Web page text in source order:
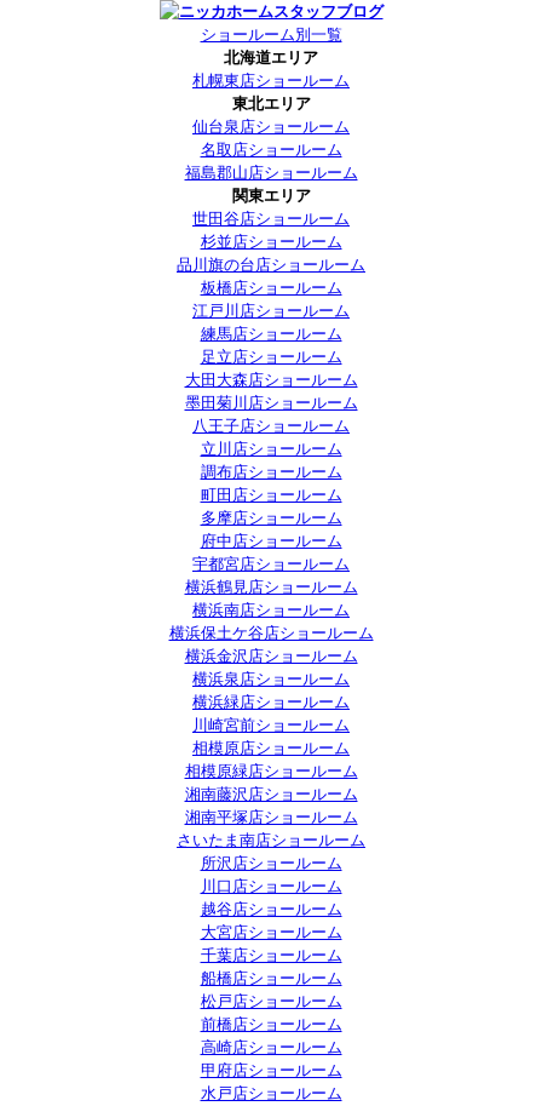
ショールーム別一覧
北海道エリア
札幌東店ショールーム
東北エリア
仙台泉店ショールーム
名取店ショールーム
福島郡山店ショールーム
関東エリア
世田谷店ショールーム
杉並店ショールーム
品川旗の台店ショールーム
板橋店ショールーム
江戸川店ショールーム
練馬店ショールーム
足立店ショールーム
大田大森店ショールーム
墨田菊川店ショールーム
八王子店ショールーム
立川店ショールーム
調布店ショールーム
町田店ショールーム
多摩店ショールーム
府中店ショールーム
宇都宮店ショールーム
横浜鶴見店ショールーム
横浜南店ショールーム
横浜保土ケ谷店ショールーム
横浜金沢店ショールーム
横浜泉店ショールーム
横浜緑店ショールーム
川崎宮前ショールーム
相模原店ショールーム
相模原緑店ショールーム
湘南藤沢店ショールーム
湘南平塚店ショールーム
さいたま南店ショールーム
所沢店ショールーム
川口店ショールーム
越谷店ショールーム
大宮店ショールーム
千葉店ショールーム
船橋店ショールーム
松戸店ショールーム
前橋店ショールーム
高崎店ショールーム
甲府店ショールーム
水戸店ショールーム